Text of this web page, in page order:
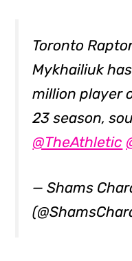
Toronto
Mykhailiuk
million player
23 season,
@TheAthletic
— Shams